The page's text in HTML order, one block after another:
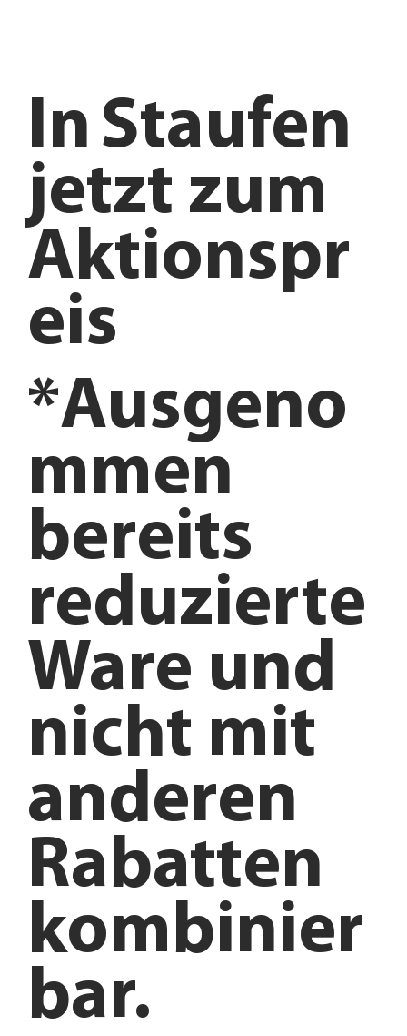
jetzt zum
Aktionspr
eis
In Staufen
*Ausgeno
mmen
bereits
reduzierte
Ware und
nicht mit
anderen
Rabatten
kombinier
bar.